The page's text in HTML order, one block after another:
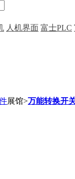
人机界面 富士PLC
展馆>万能转换开